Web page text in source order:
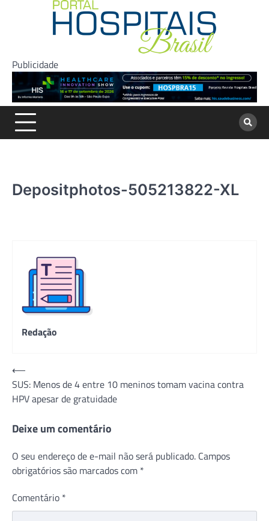
Publicidade
Depositphotos-505213822-XL
Redação
Navegação
de
Post
⟵
SUS: Menos de 4 entre 10 meninos tomam vacina contra
HPV apesar de gratuidade
Deixe um comentário
O seu endereço de e-mail não será publicado. Campos
obrigatórios são marcados com *
Comentário *